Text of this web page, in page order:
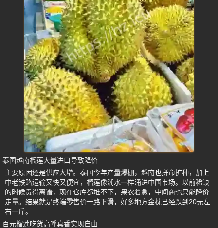
泰国越南榴莲大量进口导致降价
主要原因还是供应大增。泰国今年产量爆棚，越南也拼命扩种，加上
中老铁路运输又快又便宜，榴莲像潮水一样涌进中国市场。以前稀缺
的时候贵得离谱，现在仓库都堆不下，果农着急，中间商也只能降价
走量。结果就是终端零售价一路下滑，好多地方金枕已经跌到20元左
右一斤。
百元榴莲吃货高呼真香实现自由